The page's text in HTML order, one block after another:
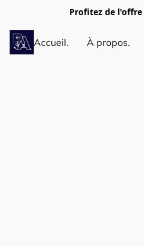
Profitez de l'offre
Accueil. À propos.